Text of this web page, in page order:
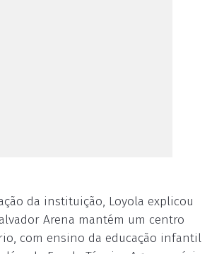
da instituição, Loyola explicou
Arena mantém um centro
com ensino da educação infantil